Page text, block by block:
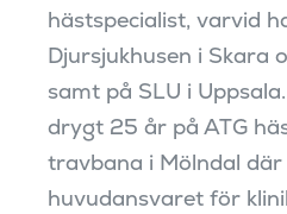
hästspecialist, varvid
Djursjukhusen i Skara
samt på SLU i
drygt 25 år på ATG
travbana i Mölndal
huvudansvaret för